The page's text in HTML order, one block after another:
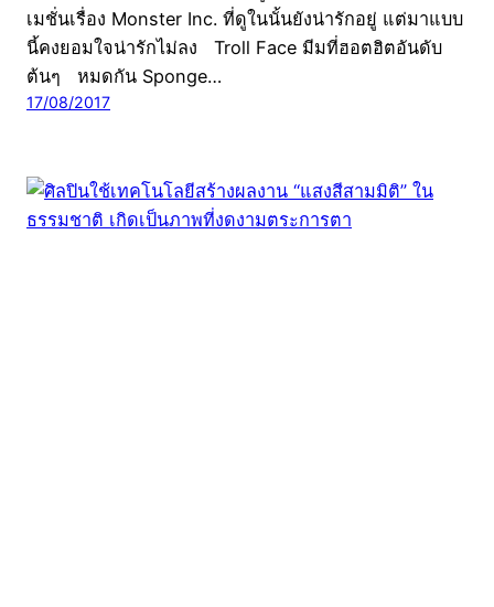
เมชั่นเรื่อง Monster Inc. ที่ดูในนั้นยังน่ารักอยู่ แต่มาแบบ
นี้คงยอมใจน่ารักไม่ลง Troll Face มีมที่ฮอตฮิตอันดับ
ต้นๆ หมดกัน Sponge…
17/08/2017